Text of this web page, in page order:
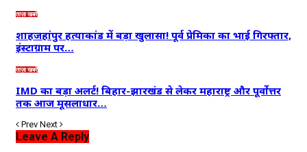
ताज़ा खबरें
शाहजहांपुर हत्याकांड में बड़ा खुलासा! पूर्व प्रेमिका का भाई गिरफ्तार,
इंस्टाग्राम पर…
ताज़ा खबरें
IMD का बड़ा अलर्ट! बिहार-झारखंड से लेकर महाराष्ट्र और पूर्वोत्तर
तक आज मूसलाधार…
Prev Next
Leave A Reply